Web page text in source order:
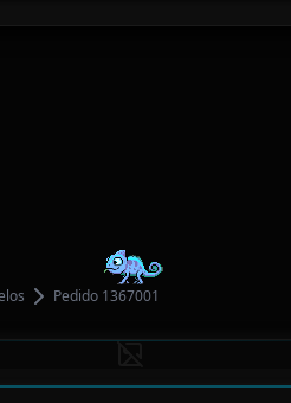
Pedido 1367001